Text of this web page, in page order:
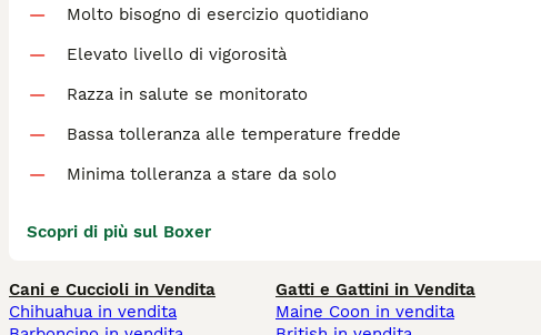
Molto bisogno di esercizio quotidiano
Elevato livello di vigorosità
Razza in salute se monitorato
Bassa tolleranza alle temperature fredde
Minima tolleranza a stare da solo
Scopri di più sul Boxer
Cani e Cuccioli in Vendita
Chihuahua in vendita
Gatti e Gattini in Vendita
Maine Coon in vendita